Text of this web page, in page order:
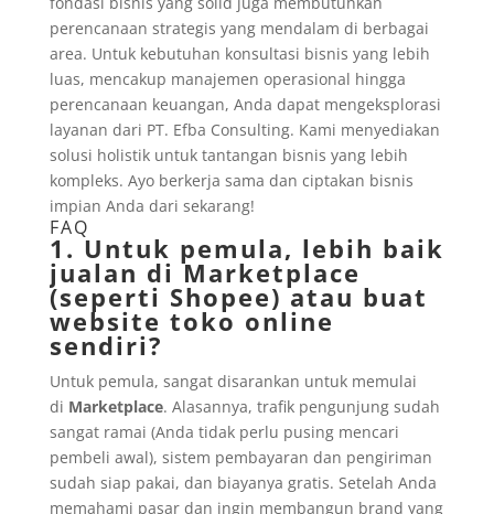
perencanaan strategis yang mendalam di berbagai
area. Untuk kebutuhan konsultasi bisnis yang lebih
luas, mencakup manajemen operasional hingga
perencanaan keuangan, Anda dapat mengeksplorasi
layanan dari PT. Efba Consulting. Kami menyediakan
solusi holistik untuk tantangan bisnis yang lebih
kompleks. Ayo berkerja sama dan ciptakan bisnis
impian Anda dari sekarang!
FAQ
1. Untuk pemula, lebih baik
jualan di Marketplace
(seperti Shopee) atau buat
website toko online
sendiri?
Untuk pemula, sangat disarankan untuk memulai
di Marketplace. Alasannya, trafik pengunjung sudah
sangat ramai (Anda tidak perlu pusing mencari
pembeli awal), sistem pembayaran dan pengiriman
sudah siap pakai, dan biayanya gratis. Setelah Anda
memahami pasar dan ingin membangun brand yang